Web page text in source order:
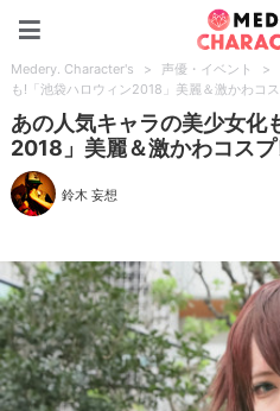
Medery. Character's > 声優・イベント >
も!「池袋ハロウィン2018」美麗＆激かわコ
あの人気キャラの美少女化
2018」美麗＆激かわコス
鈴木 妄想